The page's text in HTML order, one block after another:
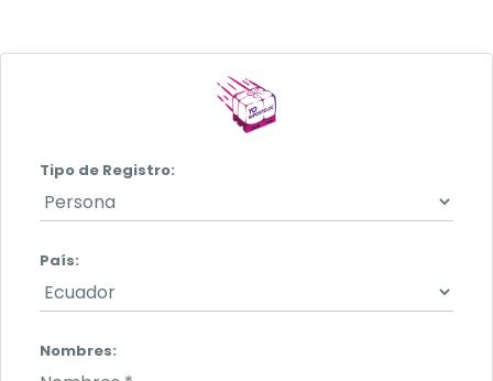
Tipo de Registro:
País:
Nombres: